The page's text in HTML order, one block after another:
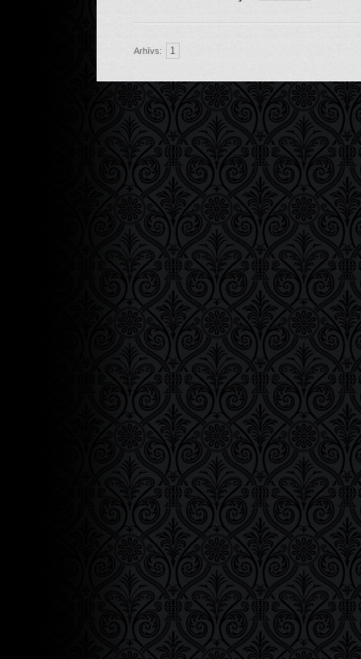
Arhīvs: 1